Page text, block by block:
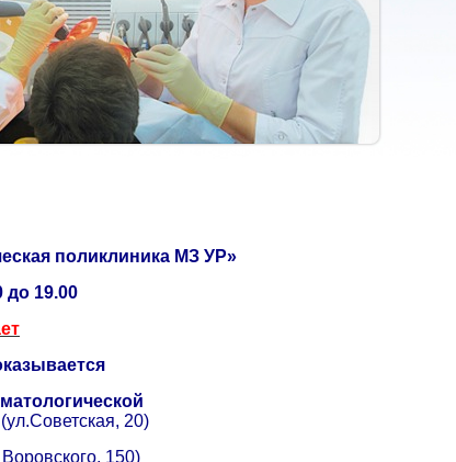
поликлиника МЗ УР»
до 19.00
(ул.Советская, 20)
Воровского, 150)